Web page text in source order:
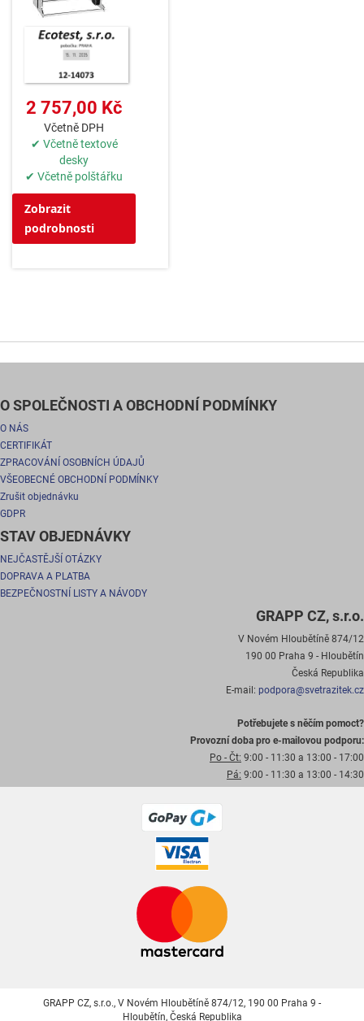
2 757,00 Kč
Včetně DPH
✔ Včetně textové
desky
✔ Včetně polštářku
Zobrazit
podrobnosti
O SPOLEČNOSTI A OBCHODNÍ PODMÍNKY
O NÁS
CERTIFIKÁT
ZPRACOVÁNÍ OSOBNÍCH ÚDAJŮ
VŠEOBECNÉ OBCHODNÍ PODMÍNKY
Zrušit objednávku
GDPR
STAV OBJEDNÁVKY
NEJČASTĚJŠÍ OTÁZKY
DOPRAVA A PLATBA
BEZPEČNOSTNÍ LISTY A NÁVODY
GRAPP CZ, s.r.o.
V Novém Hloubětíně 874/12
190 00 Praha 9 - Hloubětín
Česká Republika
E-mail: podpora@svetrazitek.cz
Potřebujete s něčím pomoct?
Provozní doba pro e-mailovou podporu:
Po - Čt: 9:00 - 11:30 a 13:00 - 17:00
Pá: 9:00 - 11:30 a 13:00 - 14:30
GRAPP CZ, s.r.o., V Novém Hloubětíně 874/12, 190 00 Praha 9 -
Hloubětín, Česká Republika